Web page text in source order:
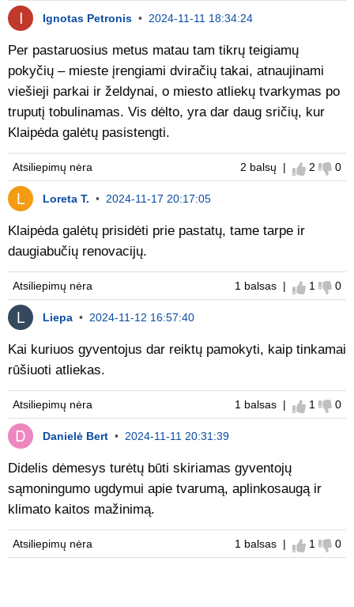
Ignotas Petronis • 2024-11-11 18:34:24
Per pastaruosius metus matau tam tikrų teigiamų
pokyčių – mieste įrengiami dviračių takai, atnaujinami
viešieji parkai ir želdynai, o miesto atliekų tvarkymas po
truputį tobulinamas. Vis dėlto, yra dar daug sričių, kur
Klaipėda galėtų pasistengti.
2 balsų | Sutinku
2 0
Atsiliepimų nėra
Loreta T. • 2024-11-17 20:17:05
Klaipėda galėtų prisidėti prie pastatų, tame tarpe ir
daugiabučių renovacijų.
1 balsas | Sutinku
1 0
Atsiliepimų nėra
Liepa • 2024-11-12 16:57:40
Kai kuriuos gyventojus dar reiktų pamokyti, kaip tinkamai
rūšiuoti atliekas.
1 balsas | Sutinku
1 0
Atsiliepimų nėra
Danielė Bert • 2024-11-11 20:31:39
Didelis dėmesys turėtų būti skiriamas gyventojų
sąmoningumo ugdymui apie tvarumą, aplinkosaugą ir
klimato kaitos mažinimą.
1 balsas | Sutinku
1 0
Atsiliepimų nėra